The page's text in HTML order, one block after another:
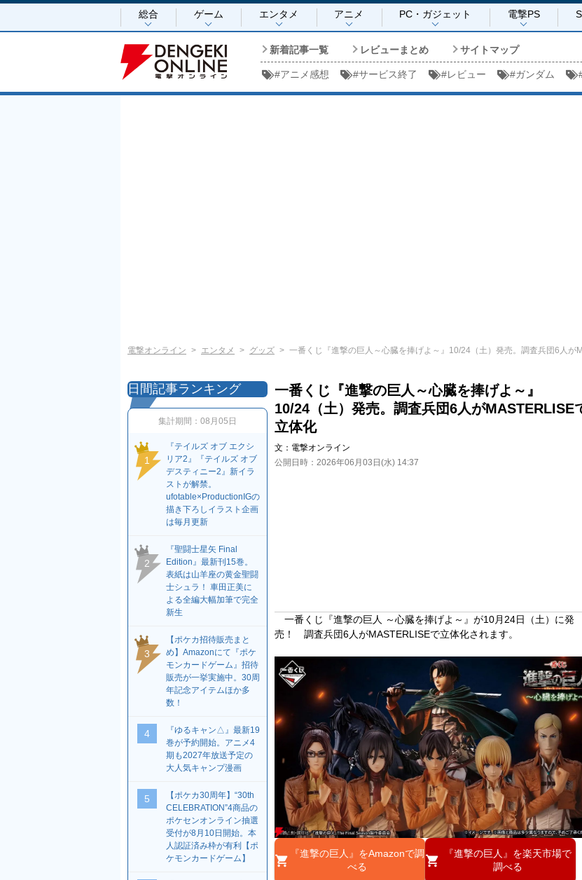
総合 ゲーム エンタメ アニメ PC・ガジェット 電撃PS
新着記事一覧 レビューまとめ サイトマップ
#アニメ感想 #サービス終了 #レビュー #ガンダム
電撃オンライン エンタメ グッズ 一番くじ『進撃の巨人～心臓を捧げよ～』10/24（土）発売。調査兵団6人が
一番くじ『進撃の巨人～心臓を捧げよ～』
10/24（土）発売。調査兵団6人がMASTERLISE
立体化
文： 電撃オンライン
公開日時： 2026年06月03日(水) 14:37
一番くじ『進撃の巨人 ～心臓を捧げよ～』が10月24日（土）に発
売！ 調査兵団6人がMASTERLISEで立体化されます。
『進撃の巨人』をAmazonで調
べる
『進撃の巨人』を楽天市場で
調べる
日間記事ランキング
集計期間： 08月05日
1
『テイルズ オブ エクシ
リア2』『テイルズ オブ
デスティニー2』新イラ
ストが解禁。
ufotable×ProductionIGの
描き下ろしイラスト企画
は毎月更新
2
『聖闘士星矢 Final
Edition』最新刊15巻。
表紙は山羊座の黄金聖闘
士シュラ！ 車田正美に
よる全編大幅加筆で完全
新生
3
【ポケカ招待販売まと
め】Amazonにて『ポケ
モンカードゲーム』招待
販売が一挙実施中。30周
年記念アイテムほか多
数！
4
『ゆるキャン△』最新19
巻が予約開始。アニメ4
期も2027年放送予定の
大人気キャンプ漫画
5
【ポケカ30周年】“30th
CELEBRATION”4商品の
ポケセンオンライン抽選
受付が8月10日開始。本
人認証済み枠が有利【ポ
ケモンカードゲーム】